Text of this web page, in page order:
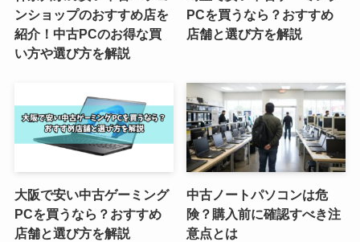
ンショップのおすすめ店を
紹介！中古PCのお得な買
い方や選び方を解説
PCを買うなら？おすすめ
店舗と選び方を解説
大阪で安い中古ゲーミング
PCを買うなら？おすすめ
店舗と選び方を解説
中古ノートパソコンは危
険？購入前に確認すべき注
意点とは